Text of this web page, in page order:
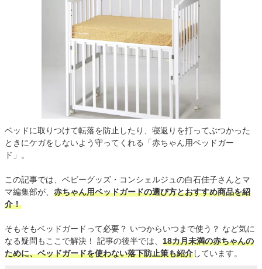
ベッドに取りつけて転落を防止したり、寝返りを打ってぶつかった
ときにケガをしないよう守ってくれる「赤ちゃん用ベッドガー
ド」。
この記事では、ベビーグッズ・コンシェルジュの白石佳子さんとマ
マ編集部が、 赤ちゃん用ベッドガードの選び方とおすすめ商品を紹
介！
そもそもベッドガードって必要？ いつからいつまで使う？ など気に
なる疑問もここで解決！ 記事の後半では、 18カ月未満の赤ちゃんの
ために、ベッドガードを使わない落下防止策も紹介しています。